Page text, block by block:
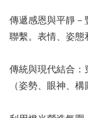
傳遞感恩與平靜－
聯繫。表情、姿態
傳統與現代結合：
（姿勢、眼神、